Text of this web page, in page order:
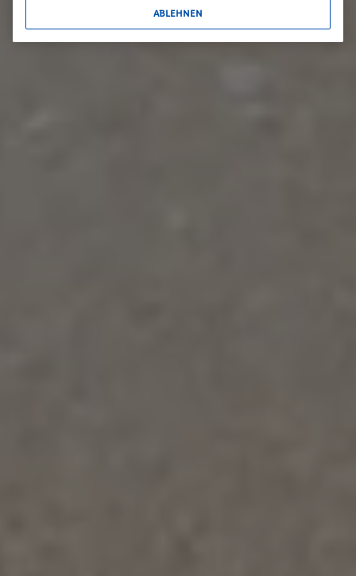
ABLEHNEN